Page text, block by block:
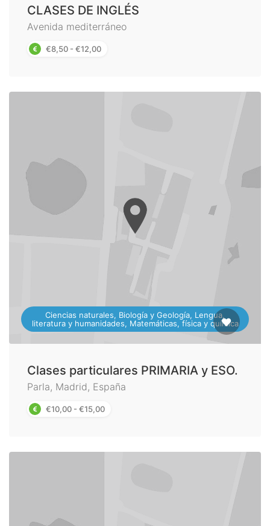
CLASES DE INGLÉS
Avenida mediterráneo
€8,50 - €12,00
Ciencias naturales, Biología y Geología, Lengua,
literatura y humanidades, Matemáticas, física y química
Clases particulares PRIMARIA y ESO.
Parla, Madrid, España
€10,00 - €15,00